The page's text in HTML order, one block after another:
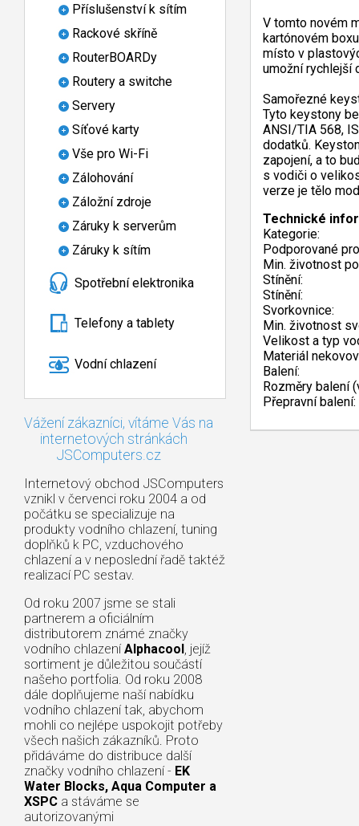
Příslušenství k sítím
Rackové skříně
RouterBOARDy
Routery a switche
Servery
Síťové karty
Vše pro Wi-Fi
Zálohování
Záložní zdroje
Záruky k serverům
Záruky k sítím
Spotřební elektronika
Telefony a tablety
Vodní chlazení
Vážení zákazníci, vítáme Vás na
internetových stránkách
JSComputers.cz
Internetový obchod JSComputers
vznikl v červenci roku 2004 a od
počátku se specializuje na
produkty vodního chlazení, tuning
doplňků k PC, vzduchového
chlazení a v neposlední řadě taktéž
realizací PC sestav.
Od roku 2007 jsme se stali
partnerem a oficiálním
distributorem známé značky
vodního chlazení Alphacool, jejíž
sortiment je důležitou součástí
našeho portfolia. Od roku 2008
dále doplňujeme naší nabídku
vodního chlazení tak, abychom
mohli co nejlépe uspokojit potřeby
všech našich zákazníků. Proto
přidáváme do distribuce další
značky vodního chlazení - EK
Water Blocks, Aqua Computer a
XSPC a stáváme se
autorizovanými
V tomto novém
kartónovém
místo v
umožní rychlejší
Samořezné
Tyto keystony
ANSI/TIA 568,
dodatků.
zapojení, a to
s vodiči o
verze je tělo
Technické
Kategorie:
Podporované
Min. životnost
Stínění:
Stínění:
Svorkovnice:
Min. životnost
Velikost a typ
Materiál
Balení:
Rozměry balení
Přepravní balení: